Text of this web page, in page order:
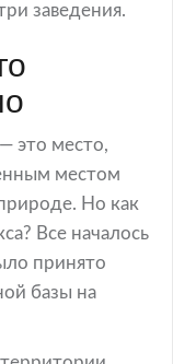
заведения.
это место,
местом
Но как
Все началось
принято
базы на